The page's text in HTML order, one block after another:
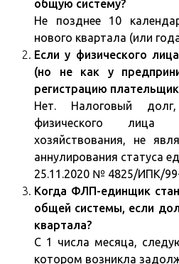
общую систему?
Не позднее 10
нового квартала (или
Если у физического
(но не как у
регистрацию
Нет. Налоговый
физического
хозяйствования, не
аннулирования статуса
25.11.2020 № 4825/ИПК/
Когда ФЛП-единщик
общей системы, если
квартала?
С 1 числа месяца,
котором возникла